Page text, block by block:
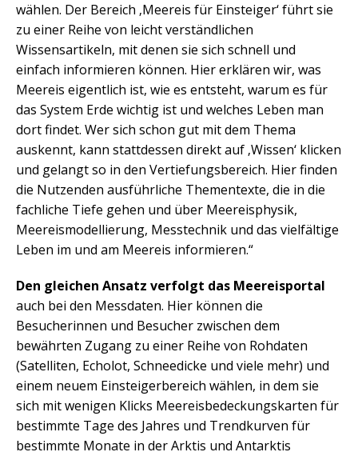
wählen. Der Bereich ‚Meereis für Einsteiger‘ führt sie
zu einer Reihe von leicht verständlichen
Wissensartikeln, mit denen sie sich schnell und
einfach informieren können. Hier erklären wir, was
Meereis eigentlich ist, wie es entsteht, warum es für
das System Erde wichtig ist und welches Leben man
dort findet. Wer sich schon gut mit dem Thema
auskennt, kann stattdessen direkt auf ‚Wissen‘ klicken
und gelangt so in den Vertiefungsbereich. Hier finden
die Nutzenden ausführliche Thementexte, die in die
fachliche Tiefe gehen und über Meereisphysik,
Meereismodellierung, Messtechnik und das vielfältige
Leben im und am Meereis informieren.“
Den gleichen Ansatz verfolgt das Meereisportal
auch bei den Messdaten. Hier können die
Besucherinnen und Besucher zwischen dem
bewährten Zugang zu einer Reihe von Rohdaten
(Satelliten, Echolot, Schneedicke und viele mehr) und
einem neuem Einsteigerbereich wählen, in dem sie
sich mit wenigen Klicks Meereisbedeckungskarten für
bestimmte Tage des Jahres und Trendkurven für
bestimmte Monate in der Arktis und Antarktis